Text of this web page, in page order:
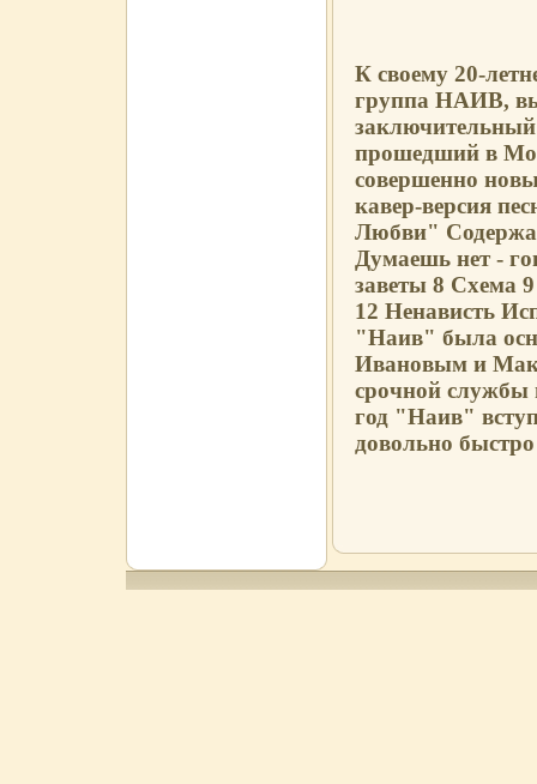
К своему 20-
группа НАИВ,
прошедший в
совершенно
кавер-версия
Любви"
Думаешь нет -
заветы 8 Схема
12 Ненависть
"Наив" была
Ивановым и
срочной
год "Наив"
довольно